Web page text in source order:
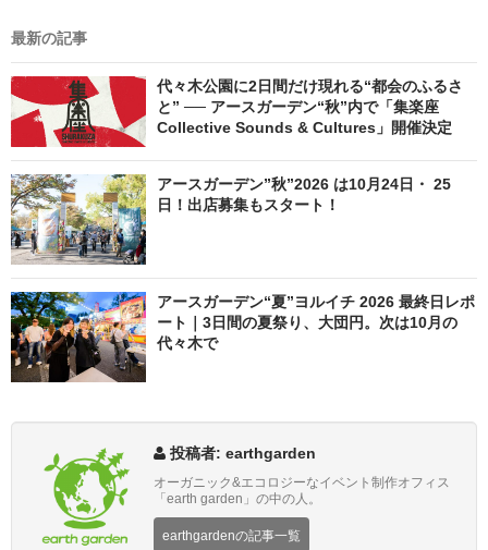
最新の記事
代々木公園に2日間だけ現れる“都会のふるさ
と” ── アースガーデン“秋”内で「集楽座
Collective Sounds & Cultures」開催決定
アースガーデン”秋”2026 は10月24日・ 25
日！出店募集もスタート！
アースガーデン“夏”ヨルイチ 2026 最終日レポ
ート｜3日間の夏祭り、大団円。次は10月の
代々木で
投稿者: earthgarden
オーガニック&エコロジーなイベント制作オフィス
「earth garden」の中の人。
earthgardenの記事一覧